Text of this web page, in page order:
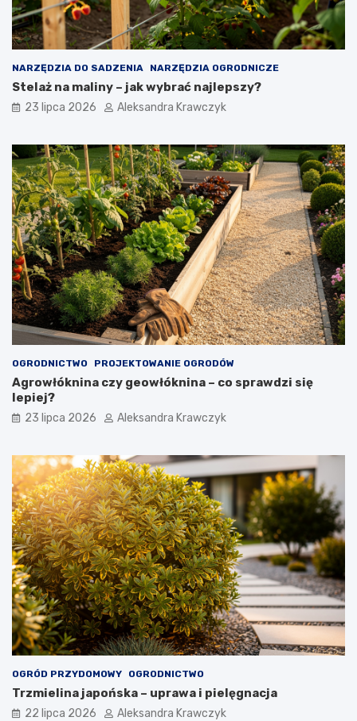
NARZĘDZIA DO SADZENIA NARZĘDZIA OGRODNICZE
Stelaż na maliny – jak wybrać najlepszy?
23 lipca 2026 Aleksandra Krawczyk
OGRODNICTWO PROJEKTOWANIE OGRODÓW
Agrowłóknina czy geowłóknina – co sprawdzi się
lepiej?
23 lipca 2026 Aleksandra Krawczyk
OGRÓD PRZYDOMOWY OGRODNICTWO
Trzmielina japońska – uprawa i pielęgnacja
22 lipca 2026 Aleksandra Krawczyk